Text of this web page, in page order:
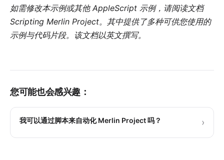
如需修改本示例或其他 AppleScript 示例，请阅读文档
Scripting Merlin Project。其中提供了多种可供您使用的
示例与代码片段。该文档以英文撰写。
您可能也会感兴趣：
我可以通过脚本来自动化 Merlin Project 吗？ ›